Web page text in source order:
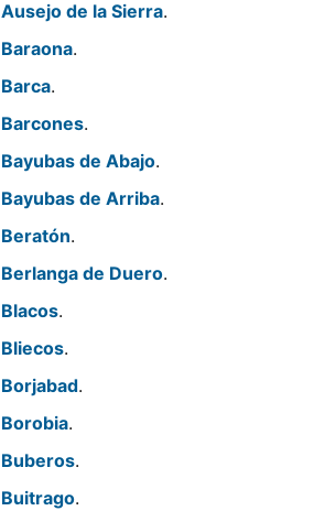
Ausejo de la Sierra.
Baraona.
Barca.
Barcones.
Bayubas de Abajo.
Bayubas de Arriba.
Beratón.
Berlanga de Duero.
Blacos.
Bliecos.
Borjabad.
Borobia.
Buberos.
Buitrago.